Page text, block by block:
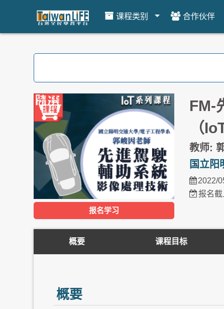
课程类别 合作伙伴
报名学习
FM-
（
教师:
国立阳
2022/
报名
概要 课程目标
概要